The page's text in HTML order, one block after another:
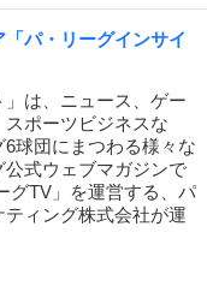
パ・リーグインサイ
」は、ニュース、ゲー
スポーツビジネスな
球団にまつわる様々な
式ウェブマガジンで
グTV」を運営する、パ
ィング株式会社が運